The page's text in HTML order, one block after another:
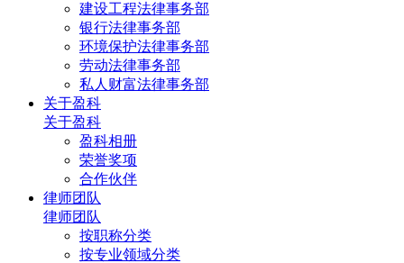
建设工程法律事务部
银行法律事务部
环境保护法律事务部
劳动法律事务部
私人财富法律事务部
关于盈科
关于盈科
盈科相册
荣誉奖项
合作伙伴
律师团队
律师团队
按职称分类
按专业领域分类